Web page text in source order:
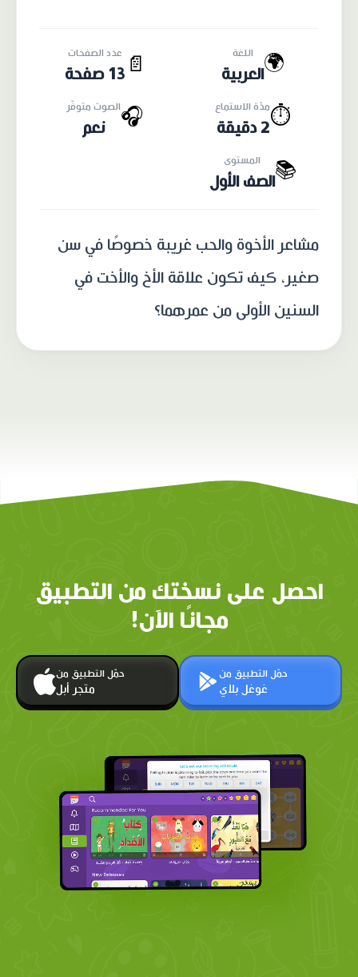
🌍 اللغة
العربية 📄
عدد الصفحات
13 صفحة
⏱️مدّة الاستماع
2 دقيقة
🎧الصوت متوفّر
نعم
📚 المستوى
الصف الأول
مشاعر الأخوة والحب غريبة خصوصًا في سن
صغير، كيف تكون علاقة الأخ والأخت في
السنين الأولى من عمرهما؟
احصل على نسختك من التطبيق
مجانًا الآن!
حمّل التطبيق من
متجر أبل
حمّل التطبيق من
غوغل بلاي